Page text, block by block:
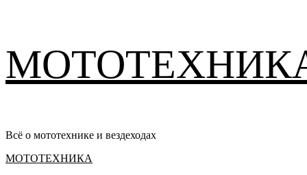
содержимому
Всё о мототехнике и вездеходах
Основное
МОТОТЕХНИКА